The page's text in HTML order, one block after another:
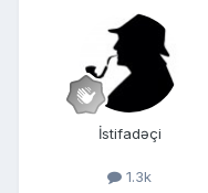
İstifadəçi
1.3k